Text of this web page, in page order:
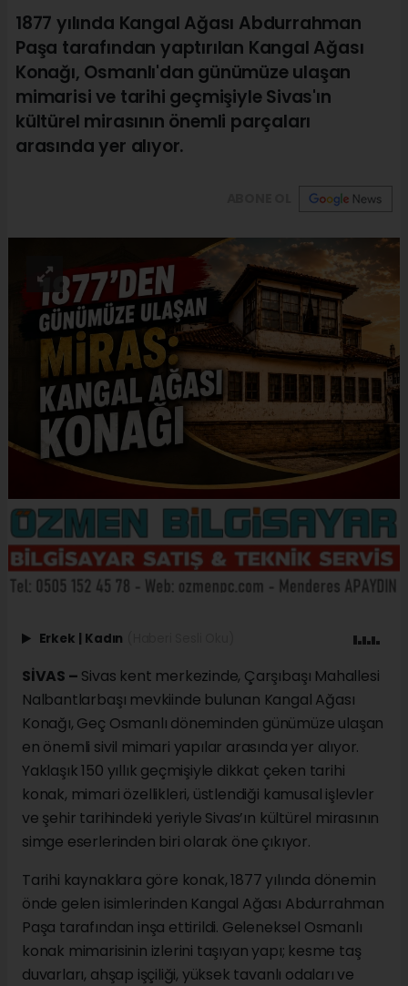
1877 yılında Kangal Ağası Abdurrahman
Paşa tarafından yaptırılan Kangal Ağası
Konağı, Osmanlı'dan günümüze ulaşan
mimarisi ve tarihi geçmişiyle Sivas'ın
kültürel mirasının önemli parçaları
arasında yer alıyor.
Erkek | Kadın
SİVAS – Sivas kent merkezinde, Çarşıbaşı Mahallesi
Nalbantlarbaşı mevkiinde bulunan Kangal Ağası
Konağı, Geç Osmanlı döneminden günümüze ulaşan
en önemli sivil mimari yapılar arasında yer alıyor.
Yaklaşık 150 yıllık geçmişiyle dikkat çeken tarihi
konak, mimari özellikleri, üstlendiği kamusal işlevler
ve şehir tarihindeki yeriyle Sivas’ın kültürel mirasının
simge eserlerinden biri olarak öne çıkıyor.
Tarihi kaynaklara göre konak, 1877 yılında dönemin
önde gelen isimlerinden Kangal Ağası Abdurrahman
Paşa tarafından inşa ettirildi. Geleneksel Osmanlı
konak mimarisinin izlerini taşıyan yapı; kesme taş
duvarları, ahşap işçiliği, yüksek tavanlı odaları ve